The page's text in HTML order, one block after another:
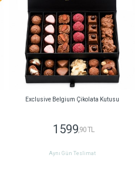
Exclusive Belgium Çikolata Kutusu
1599 ,90 TL
Aynı Gün Teslimat